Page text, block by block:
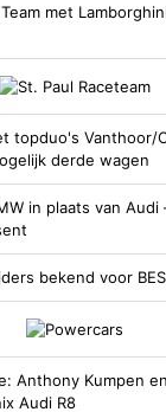
met
topduo's Vanthoor/
derde wagen
in plaats van Audi
bekend voor
Anthony Kumpen
Audi R8